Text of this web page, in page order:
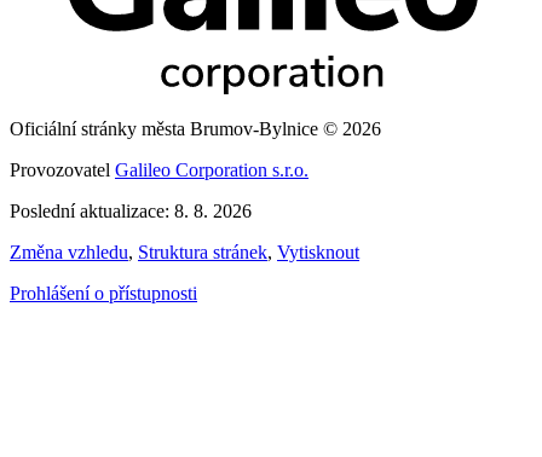
Oficiální stránky města Brumov-Bylnice © 2026
Provozovatel Galileo Corporation s.r.o.
Poslední aktualizace: 8. 8. 2026
Změna vzhledu, Struktura stránek, Vytisknout
Prohlášení o přístupnosti